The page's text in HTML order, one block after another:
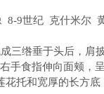
8-9世纪 克什米尔
三绺垂于头后，肩
手食指伸向面颊，
花托和宽厚的长方